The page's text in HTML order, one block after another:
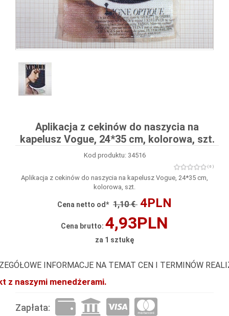
Aplikacja z cekinów do naszycia na
kapelusz Vogue, 24*35 cm, kolorowa, szt.
Kod produktu: 34516
( 0 )
Aplikacja z cekinów do naszycia na kapelusz Vogue, 24*35 cm,
kolorowa, szt.
Cena netto od* 1,10 € 4PLN
Cena brutto: 4,93PLN
za 1 sztukę
INFORMACJE NA TEMAT CEN I TERMINÓW
z naszymi menedżerami.
Zapłata: